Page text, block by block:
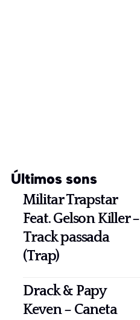
Últimos sons
Militar Trapstar
Feat. Gelson Killer –
Track passada
(Trap)
Drack & Papy
Keven – Caneta